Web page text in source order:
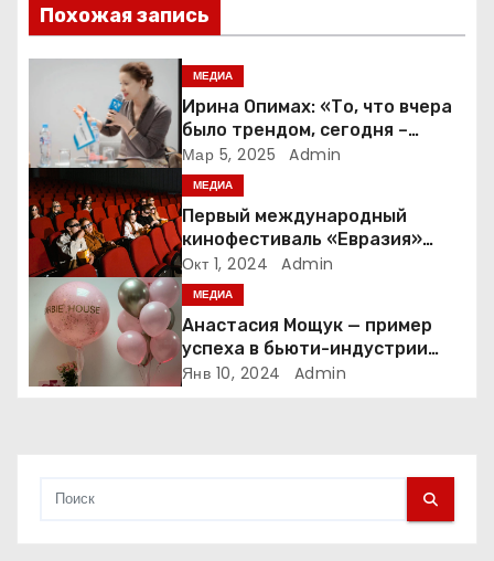
п
з
а
п
и
с
я
Похожая запись
МЕДИА
Ирина Опимах: «То, что вчера
было трендом, сегодня –
норма»
Мар 5, 2025 Admin
МЕДИА
Первый международный
кинофестиваль «Евразия»
пройдет в Москве с 17 по 21
октября
Окт 1, 2024 Admin
МЕДИА
Анастасия Мощук — пример
успеха в бьюти-индустрии
Беларуси
Янв 10, 2024 Admin